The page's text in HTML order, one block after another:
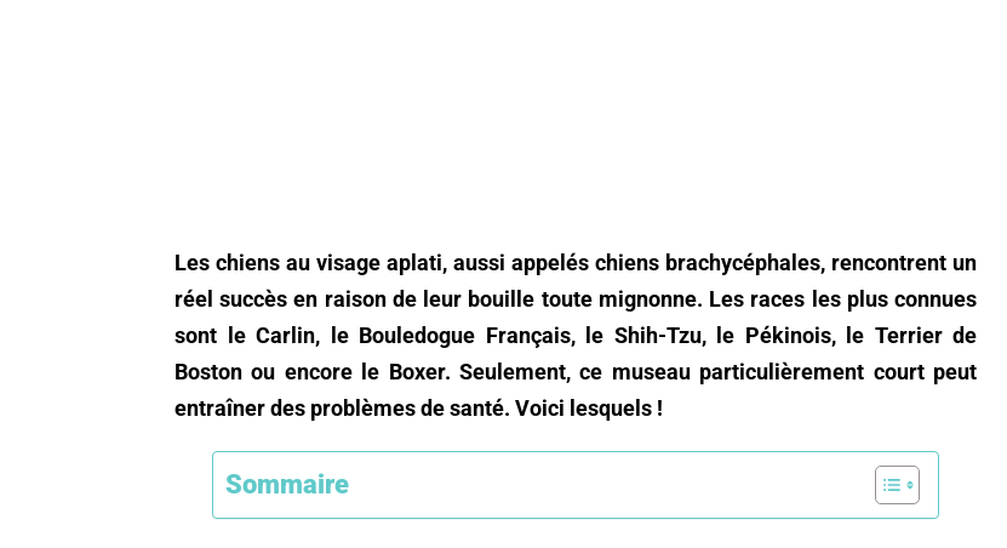
Les chiens au visage aplati, aussi appelés chiens brachycéphales, rencontrent un
réel succès en raison de leur bouille toute mignonne. Les races les plus connues
sont le Carlin, le Bouledogue Français, le Shih-Tzu, le Pékinois, le Terrier de
Boston ou encore le Boxer. Seulement, ce museau particulièrement court peut
entraîner des problèmes de santé. Voici lesquels !
Sommaire